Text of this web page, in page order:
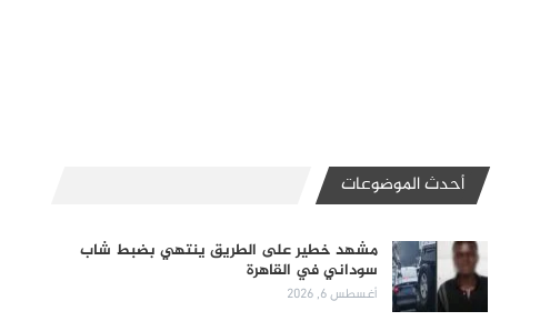
أحدث الموضوعات
مشهد خطير على الطريق ينتهي بضبط شاب
سوداني في القاهرة
أغسطس 6, 2026